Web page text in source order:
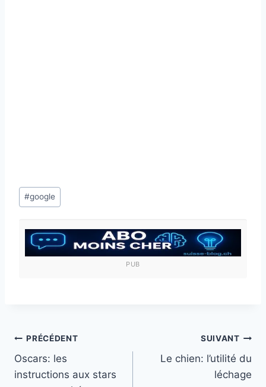
Étiquettes
de
publication :
#google
PUB
Navigation
de
PRÉCÉDENT
Oscars: les
instructions aux stars
SUIVANT
Le chien: l’utilité du
léchage